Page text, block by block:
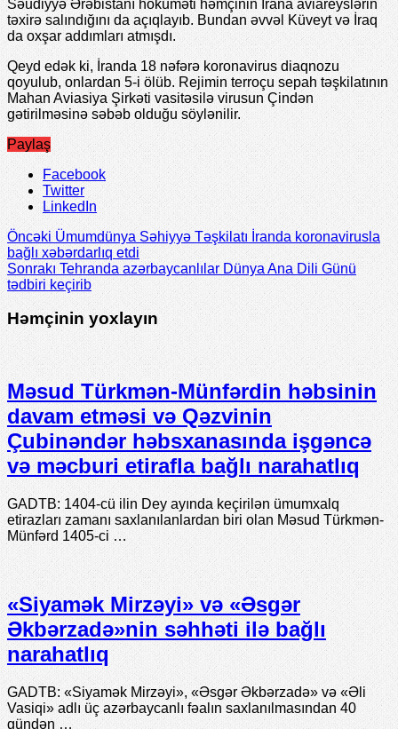
Səudiyyə Ərəbistanı hökuməti həmçinin İrana aviareyslərin
təxirə salındığını da açıqlayıb. Bundan əvvəl Küveyt və İraq
da oxşar addımları atmışdı.
Qeyd edək ki, İranda 18 nəfərə koronavirus diaqnozu
qoyulub, onlardan 5-i ölüb. Rejimin terroçu sepah təşkilatının
Mahan Aviasiya Şirkəti vasitəsilə virusun Çindən
gətirilməsinə səbəb olduğu söylənilir.
Paylaş
Facebook
Twitter
LinkedIn
ÖncəkiÜmumdünya Səhiyyə Təşkilatı İranda koronavirusla
bağlı xəbərdarlıq etdi
Sonrakı Tehranda azərbaycanlılar Dünya Ana Dili Günü
tədbiri keçirib
Həmçinin yoxlayın
Məsud Türkmən-Münfərdin həbsinin
davam etməsi və Qəzvinin
Çubinəndər həbsxanasında işgəncə
və məcburi etirafla bağlı narahatlıq
GADTB: 1404-cü ilin Dey ayında keçirilən ümumxalq
etirazları zamanı saxlanılanlardan biri olan Məsud Türkmən-
Münfərd 1405-ci …
«Siyamək Mirzəyi» və «Əsgər
Əkbərzadə»nin səhhəti ilə bağlı
narahatlıq
GADTB: «Siyamək Mirzəyi», «Əsgər Əkbərzadə» və «Əli
Vasiqi» adlı üç azərbaycanlı fəalın saxlanılmasından 40
gündən …